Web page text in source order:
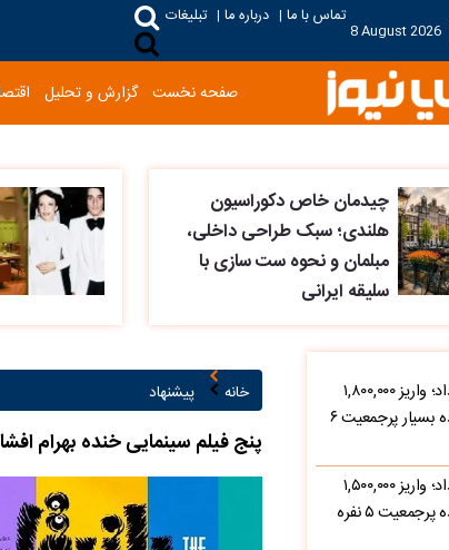
8 August 2026
تماس با ما | درباره ما | تبلیغات
صفحه نخست گزارش و تحلیل
چیدمان خاص دکوراسیون
هلندی؛ سبک طراحی داخلی،
مبلمان و نحوه ست سازی با
سلیقه ایرانی
خانه پیشنهاد
پنج فیلم سینمایی خنده بهرام
یارانه معیشتی مرداد؛ واریز ۱,۸۰۰,۰۰۰
تومان برای خانواده بسیار پرجمعیت ۶
یارانه معیشتی مرداد؛ واریز ۱,۵۰۰,۰۰۰
تومان برای خانواده پرجمعیت ۵ نفره